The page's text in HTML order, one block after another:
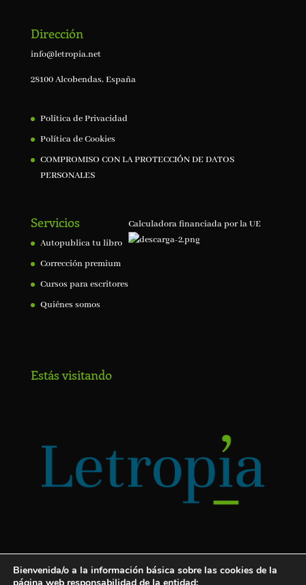
Dirección
info@letropia.net
28100 Alcobendas, España
Política de Privacidad
Política de Cookies
COMPROMISO CON LA PROTECCIÓN DE DATOS
PERSONALES
Servicios
Autopublica tu libro
Corrección premium
Cursos para escritores
Quiénes somos
Calculadora financiada por la UE
Estás visitando
Bienvenida/o a la información básica sobre las cookies de la